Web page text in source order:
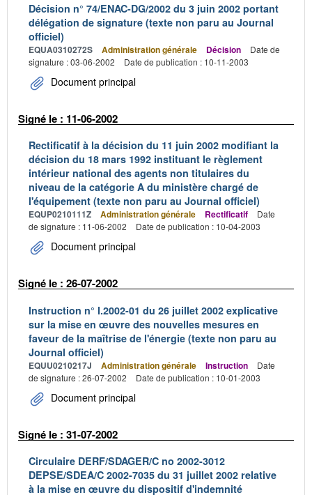
Décision n° 74/ENAC-DG/2002 du 3 juin 2002 portant
délégation de signature (texte non paru au Journal
officiel)
EQUA0310272S Administration générale Décision
Date de
signature : 03-06-2002
Date de publication : 10-11-2003
Document principal
Signé le : 11-06-2002
Rectificatif à la décision du 11 juin 2002 modifiant la
décision du 18 mars 1992 instituant le règlement
intérieur national des agents non titulaires du
niveau de la catégorie A du ministère chargé de
l'équipement (texte non paru au Journal officiel)
EQUP0210111Z Administration générale Rectificatif
Date
de signature : 11-06-2002
Date de publication : 10-04-2003
Document principal
Signé le : 26-07-2002
Instruction n° I.2002-01 du 26 juillet 2002 explicative
sur la mise en œuvre des nouvelles mesures en
faveur de la maîtrise de l'énergie (texte non paru au
Journal officiel)
EQUU0210217J Administration générale Instruction
Date
de signature : 26-07-2002
Date de publication : 10-01-2003
Document principal
Signé le : 31-07-2002
Circulaire DERF/SDAGER/C no 2002-3012
DEPSE/SDEA/C 2002-7035 du 31 juillet 2002 relative
à la mise en œuvre du dispositif d'indemnité